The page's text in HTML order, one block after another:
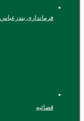
فرمانداری بندرعباس
قضائیه